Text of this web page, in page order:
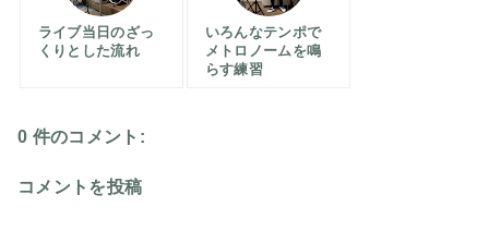
ライブ当日のざっ
くりとした流れ
いろんなテンポで
メトロノームを鳴
らす練習
0 件のコメント:
コメントを投稿